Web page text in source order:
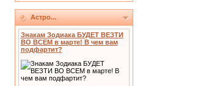
Астро...
Знакам Зодиака БУДЕТ ВЕЗТИ
ВО ВСЕМ в марте! В чем вам
подфартит?